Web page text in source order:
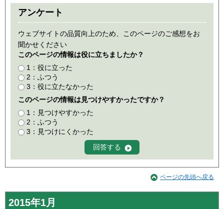
アンケート
ウェブサイトの品質向上のため、このページのご感想をお
聞かせください
このページの情報は役に立ちましたか？
1：役に立った
2：ふつう
3：役に立たなかった
このページの情報は見つけやすかったですか？
1：見つけやすかった
2：ふつう
3：見つけにくかった
ページの先頭へ戻る
2015年1月